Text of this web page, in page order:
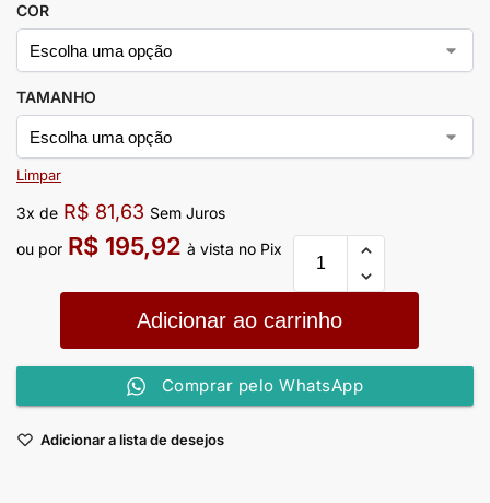
COR
TAMANHO
Limpar
3x de R$ 81,63 Sem Juros
ou por R$ 195,92 à vista no Pix
Adicionar ao carrinho
Comprar pelo WhatsApp
Adicionar a lista de desejos